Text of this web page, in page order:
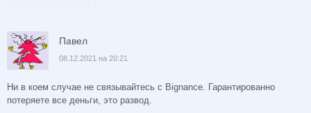
Павел
08.12.2021 на 20:21
Ни в коем случае не связывайтесь с Bignance. Гарантированно
потеряете все деньги, это развод.